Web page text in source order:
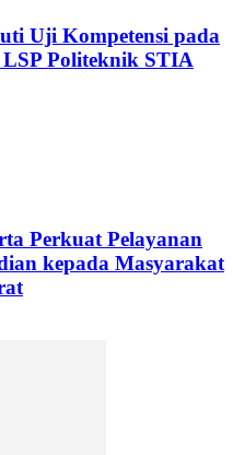
Uji Kompetensi pada
Politeknik STIA
Perkuat Pelayanan
kepada Masyarakat